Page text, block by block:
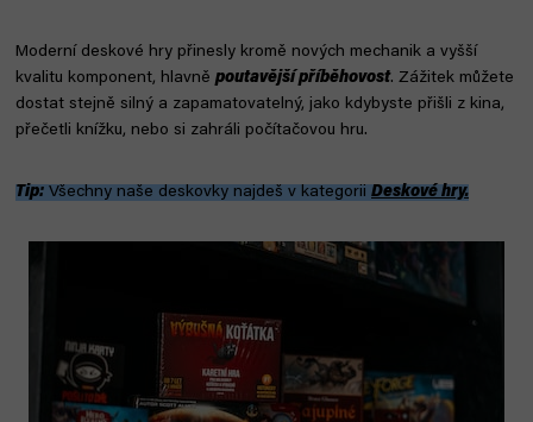
Moderní deskové hry přinesly kromě nových mechanik a vyšší
kvalitu komponent, hlavně poutavější příběhovost. Zážitek můžete
dostat stejně silný a zapamatovatelný, jako kdybyste přišli z kina,
přečetli knížku, nebo si zahráli počítačovou hru.
Tip: Všechny naše deskovky najdeš v kategorii Deskové hry.